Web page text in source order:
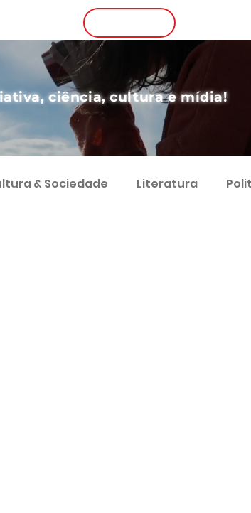
ciência, cultura e mídia!
& Sociedade Literatura